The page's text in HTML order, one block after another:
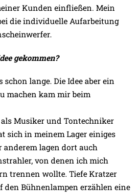
Kunden einfließen. Mein
die individuelle Aufarbeitung
gekommen?
schon lange. Die Idee aber ein
machen kam mir beim
als Musiker und Tontechniker
sich in meinem Lager einiges
anderem lagen dort auch
von denen ich mich
trennen wollte. Tiefe Kratzer
den Bühnenlampen erzählen eine